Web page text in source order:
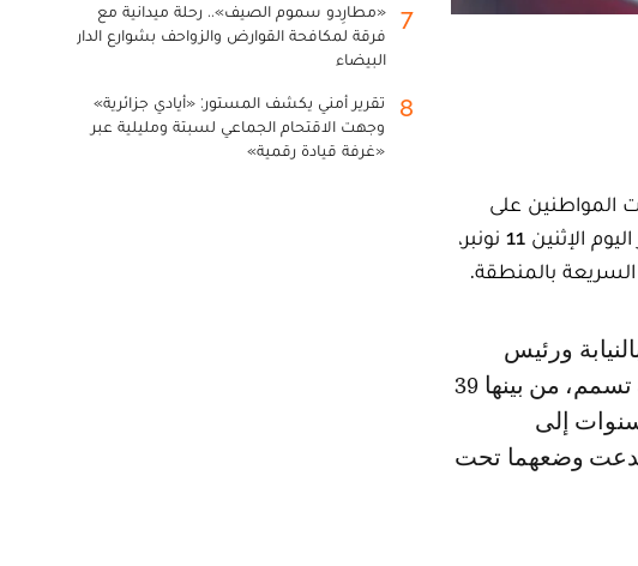
بعد توافد عشرات المواطنين على
المستشفى الإقليمي، إثر تعرضهم لتسمم غذائي جماعي، إذ استقبل المستشفى حوالي 140 حالة حتى فجر اليوم الإثنين 11 نونبر،
بالمنطقة.
قسم المستعجلات، إن عدد حالات التسمم وصلت إلى 140 حالة تسمم، من بينها 39
إلى
وضعهما تحت
7
«مطارِدو سموم الصيف».. رحلة ميدانية مع
فرقة لمكافحة القوارض والزواحف بشوارع الدار
البيضاء
8
تقرير أمني يكشف المستور: «أيادي جزائرية»
وجهت الاقتحام الجماعي لسبتة ومليلية عبر
«غرفة قيادة رقمية»